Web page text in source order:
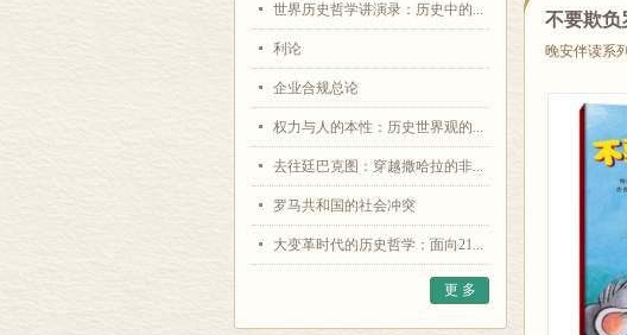
世界历史哲学讲演录：历史中的...
利论
企业合规总论
权力与人的本性：历史世界观的...
去往廷巴克图：穿越撒哈拉的非...
罗马共和国的社会冲突
大变革时代的历史哲学：面向21...
更 多
不要欺负
晚安伴读系